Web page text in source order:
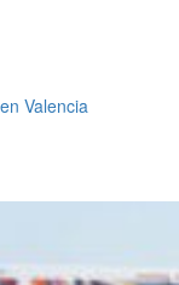
Valencia